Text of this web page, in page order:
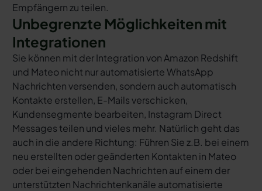
Empfängern zu teilen.
Unbegrenzte Möglichkeiten mit
Integrationen
Sie können mit der Integration von Amazon Redshift
und Mateo nicht nur automatisierte WhatsApp
Nachrichten versenden, sondern auch automatisch
Kontakte erstellen, E-Mails verschicken,
Kundensegmente bearbeiten, Instagram Direct
Messages teilen und vieles mehr. Natürlich geht das
auch in die andere Richtung: Führen Sie z.B. bei einem
neu erstellten oder geänderten Kontakten in Mateo
oder bei eingehenden Nachrichten auf einem der
unterstützten Nachrichtenkanäle automatisierte